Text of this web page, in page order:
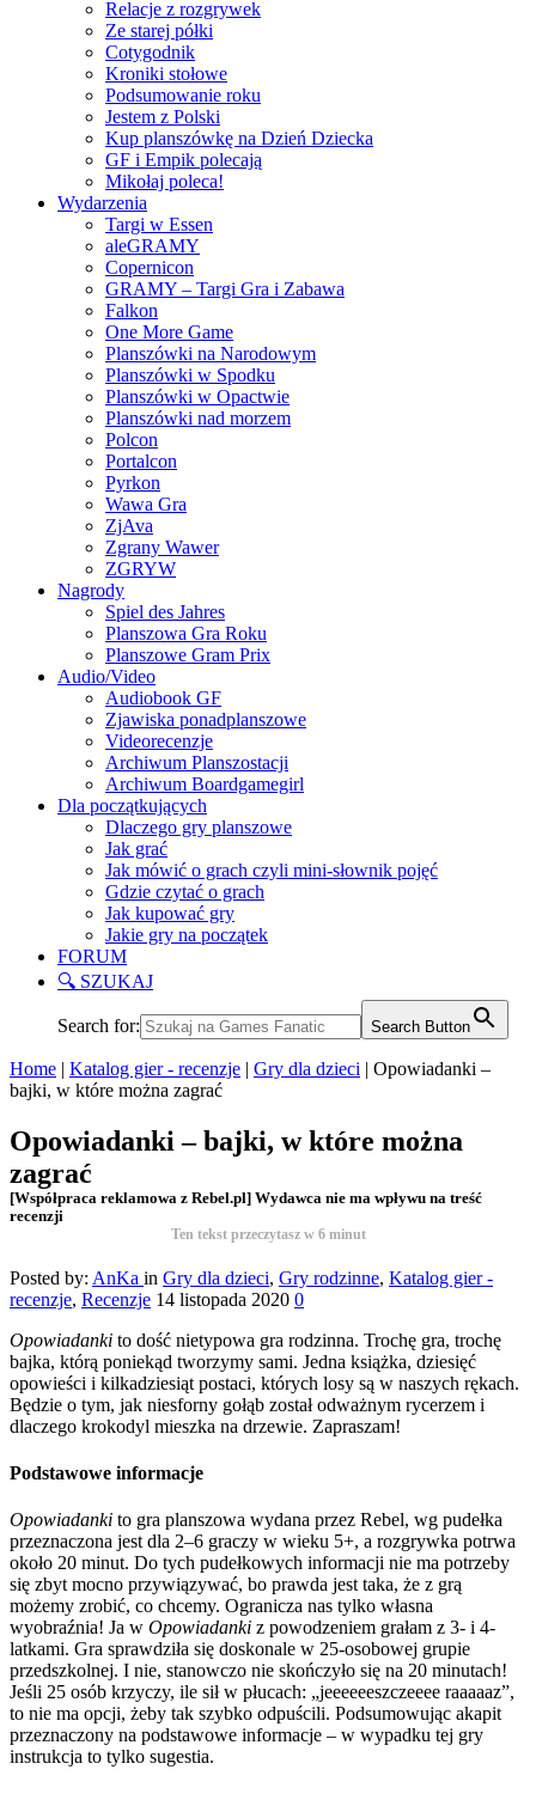
Relacje z rozgrywek
Ze starej półki
Cotygodnik
Kroniki stołowe
Podsumowanie roku
Jestem z Polski
Kup planszówkę na Dzień Dziecka
GF i Empik polecają
Mikołaj poleca!
Wydarzenia
Targi w Essen
aleGRAMY
Copernicon
GRAMY – Targi Gra i Zabawa
Falkon
One More Game
Planszówki na Narodowym
Planszówki w Spodku
Planszówki w Opactwie
Planszówki nad morzem
Polcon
Portalcon
Pyrkon
Wawa Gra
ZjAva
Zgrany Wawer
ZGRYW
Nagrody
Spiel des Jahres
Planszowa Gra Roku
Planszowe Gram Prix
Audio/Video
Audiobook GF
Zjawiska ponadplanszowe
Videorecenzje
Archiwum Planszostacji
Archiwum Boardgamegirl
Dla początkujących
Dlaczego gry planszowe
Jak grać
Jak mówić o grach czyli mini-słownik pojęć
Gdzie czytać o grach
Jak kupować gry
Jakie gry na początek
FORUM
🔍 SZUKAJ
Search for: Search Button
Home | Katalog gier - recenzje | Gry dla dzieci | Opowiadanki –
bajki, w które można zagrać
Opowiadanki – bajki, w które można
zagrać
[Współpraca reklamowa z Rebel.pl] Wydawca nie ma wpływu na treść
recenzji
Ten tekst przeczytasz w 6 minut
Posted by: AnKa in Gry dla dzieci, Gry rodzinne, Katalog gier -
recenzje, Recenzje 14 listopada 2020 0
Opowiadanki to dość nietypowa gra rodzinna. Trochę gra, trochę
bajka, którą poniekąd tworzymy sami. Jedna książka, dziesięć
opowieści i kilkadziesiąt postaci, których losy są w naszych rękach.
Będzie o tym, jak niesforny gołąb został odważnym rycerzem i
dlaczego krokodyl mieszka na drzewie. Zapraszam!
Podstawowe informacje
Opowiadanki to gra planszowa wydana przez Rebel, wg pudełka
przeznaczona jest dla 2–6 graczy w wieku 5+, a rozgrywka potrwa
około 20 minut. Do tych pudełkowych informacji nie ma potrzeby
się zbyt mocno przywiązywać, bo prawda jest taka, że z grą
możemy zrobić, co chcemy. Ogranicza nas tylko własna
wyobraźnia! Ja w Opowiadanki z powodzeniem grałam z 3- i 4-
latkami. Gra sprawdziła się doskonale w 25-osobowej grupie
przedszkolnej. I nie, stanowczo nie skończyło się na 20 minutach!
Jeśli 25 osób krzyczy, ile sił w płucach: „jeeeeeeszczeeee raaaaaz”,
to nie ma opcji, żeby tak szybko odpuścili. Podsumowując akapit
przeznaczony na podstawowe informacje – w wypadku tej gry
instrukcja to tylko sugestia.